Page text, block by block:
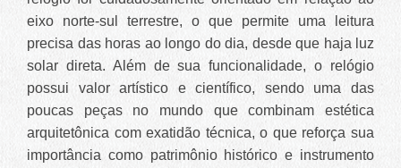
eixo norte-sul terrestre, o que permite uma leitura
precisa das horas ao longo do dia, desde que haja luz
solar direta. Além de sua funcionalidade, o relógio
possui valor artístico e científico, sendo uma das
poucas peças no mundo que combinam estética
arquitetônica com exatidão técnica, o que reforça sua
importância como patrimônio histórico e instrumento